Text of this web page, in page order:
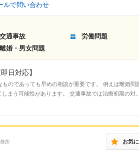
ルで問い合わせ
交通事故
労働問題
離婚・男女問題
日対応】
のであっても早めの相談が重要です。 例えば離婚問
まう可能性があります。 交通事故では治療初期の対...
お気
所